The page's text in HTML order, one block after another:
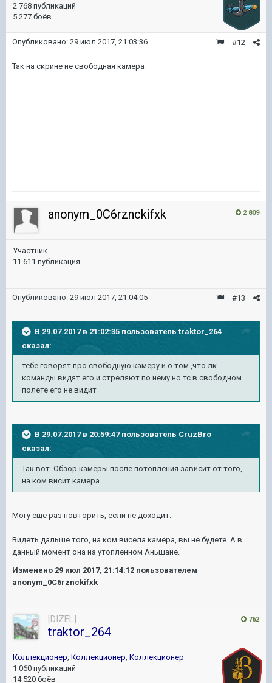
2 768 публикаций
5 277 боёв
#12
Опубликовано: 29 июл 2017, 21:03:36
Так на скрине не свободная камера
2 809
anonym_0C6rznckifxk
Участник
11 611 публикация
#13
Опубликовано: 29 июл 2017, 21:04:05
В 29.07.2017 в 21:02:35 пользователь traktor_264
сказал:
тебе говорят про свободную камеру и о том ,что лк
команды видят его и стреляют по нему но тс в свободном
полете его не видит
В 29.07.2017 в 20:59:47 пользователь CruzBro
сказал:
Так вот. Обзор камеры после потопления зависит от того,
на ком висит камера.
Могу ещё раз повторить, если не доходит.
Видеть дальше того, на ком висела камера, вы не будете. А в
данный момент она на утопленном Аньшане.
Изменено 29 июл 2017, 21:14:12 пользователем
anonym_0C6rznckifxk
762
[DIZEL]
traktor_264
Коллекционер, Коллекционер, Коллекционер
1 060 публикаций
14 520 боёв